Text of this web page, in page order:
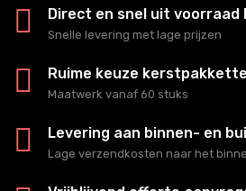
Direct en snel uit voorraad
Snelle levering met lage prijzen
Ruime keuze
Maatwerk vanaf 60 stuks
Levering aan binnen- en
Lage verzendkosten naar het